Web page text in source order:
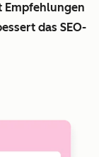
Empfehlungen
das SEO-